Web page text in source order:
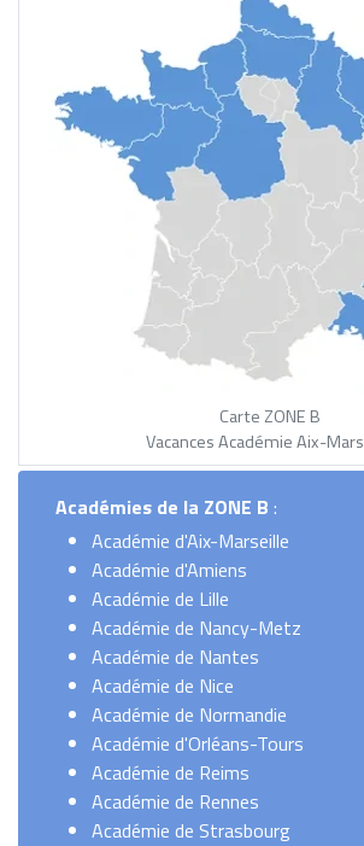
Carte ZONE B
Vacances Académie Aix-
Académiesde la ZONE B :
Académie d'Aix-Marseille
Académie d'Amiens
Académie de Lille
Académie de Nancy-Metz
Académie de Nantes
Académie de Nice
Académie de Normandie
Académie d'Orléans-Tours
Académie de Reims
Académie de Rennes
Académie de Strasbourg